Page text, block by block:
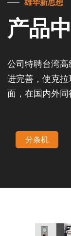
雄华新思想
产品
公司特聘台湾
进完善，使克
面，在国内外同
分条机